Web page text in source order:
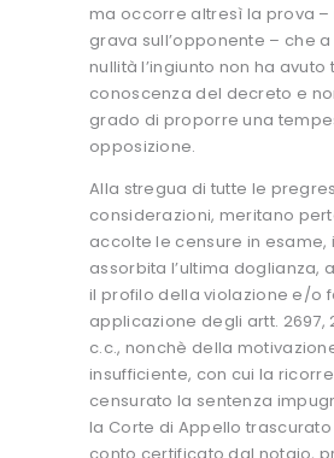
ma occorre altresì la prova –
grava sull’opponente – che
nullità l’ingiunto non ha
conoscenza del decreto e
grado di proporre una
opposizione.
Alla stregua di tutte le
considerazioni, meritano
accolte le censure in esame,
assorbita l’ultima doglianza,
il profilo della violazione e/o
applicazione degli artt. 2697,
c.c., nonchè della
insufficiente, con cui la
censurato la sentenza
la Corte di Appello trascurato
conto certificato dal notaio,